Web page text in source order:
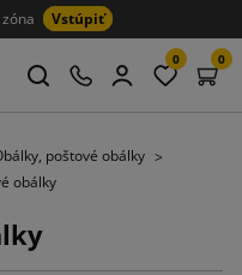
Vstúpiť
0 0
poštové obálky
obálky